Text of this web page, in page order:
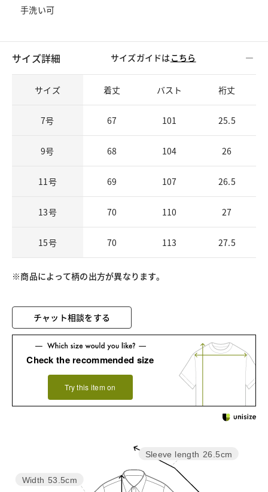
手洗い可
サイズ詳細 サイズガイドはこちら
サイズ 着丈 バスト 裄丈
7号 67 101 25.5
9号 68 104 26
11号 69 107 26.5
13号 70 110 27
15号 70 113 27.5
※商品によって柄の出方が異なります。
チャット相談をする
Check the recommended size
Try this item on
Sleeve length 26.5cm
Width 53.5cm